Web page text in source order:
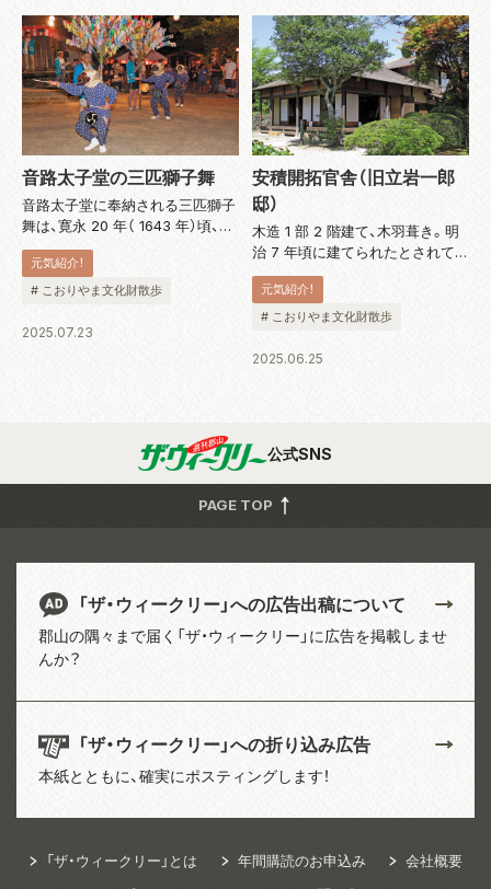
音路太子堂の三匹獅子舞
音路太子堂に奉納される三匹獅子
舞は、寛永 20 年（ 1643 年）頃、戦
火で焼けた太子堂を再建した際に
復活したとされています。氏子に
よって代々継承されてきました
い、小学 3 ～ 6 年の男...
元気紹介！
# こおりやま文化財散歩
2025.07.23
安積開拓官舎（旧立岩一郎
邸）
木造 1 部 2 階建て、木羽葺き。明
治 7 年頃に建てられたとされてい
ます。当時は「福島県開拓掛」職員
用官舎 3 棟のうちの 1 棟として使
用されました。明治 12 年の安積
務卿が宿泊した...
元気紹介！
# こおりやま文化財散歩
2025.06.25
公式SNS
PAGE TOP
「ザ・ウィークリー」への広告出稿について
郡山の隅々まで届く「ザ・ウィークリー」に広告を掲載しませ
んか？
「ザ・ウィークリー」への折り込み広告
本紙とともに、確実にポスティングします！
「ザ・ウィークリー」とは 年間購読のお申込み
会社概要